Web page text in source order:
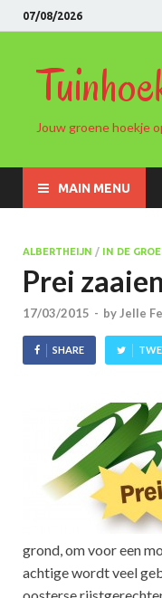
07/08/2026
Jouw groene hoekje
MAIN MENU
ALBERTHEIJN / IN DE
Prei zaaien
17/03/2015 - byJelle
SHARE
grond, om voor een
achtige wordt veel